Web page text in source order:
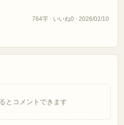
764字 · いいね0 · 2026/02/10
とコメントできます